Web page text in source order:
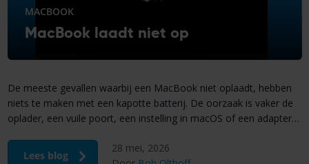
MACBOOK
MacBook laadt niet op
De meeste gevallen waarbij een MacBook niet oplaadt, hebben
niets te maken met een kapotte batterij. De oorzaak is vaker de
oplader, een vuile poort, een instelling in macOS of een adapter
geld als je weet waar je moet beginnen. De oplader gaat […]
Lees blog
28 mei, 2026